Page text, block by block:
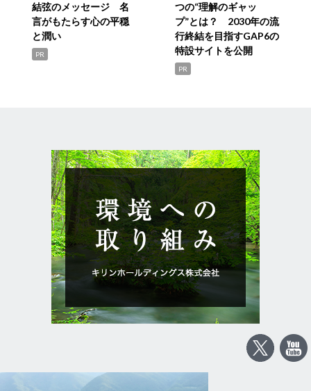
結弦のメッセージ 名
言がもたらす心の平穏
と潤い
PR
つの“理解のギャッ
プ”とは？ 2030年の流
行終結を目指すGAP6の
特設サイトを公開
PR